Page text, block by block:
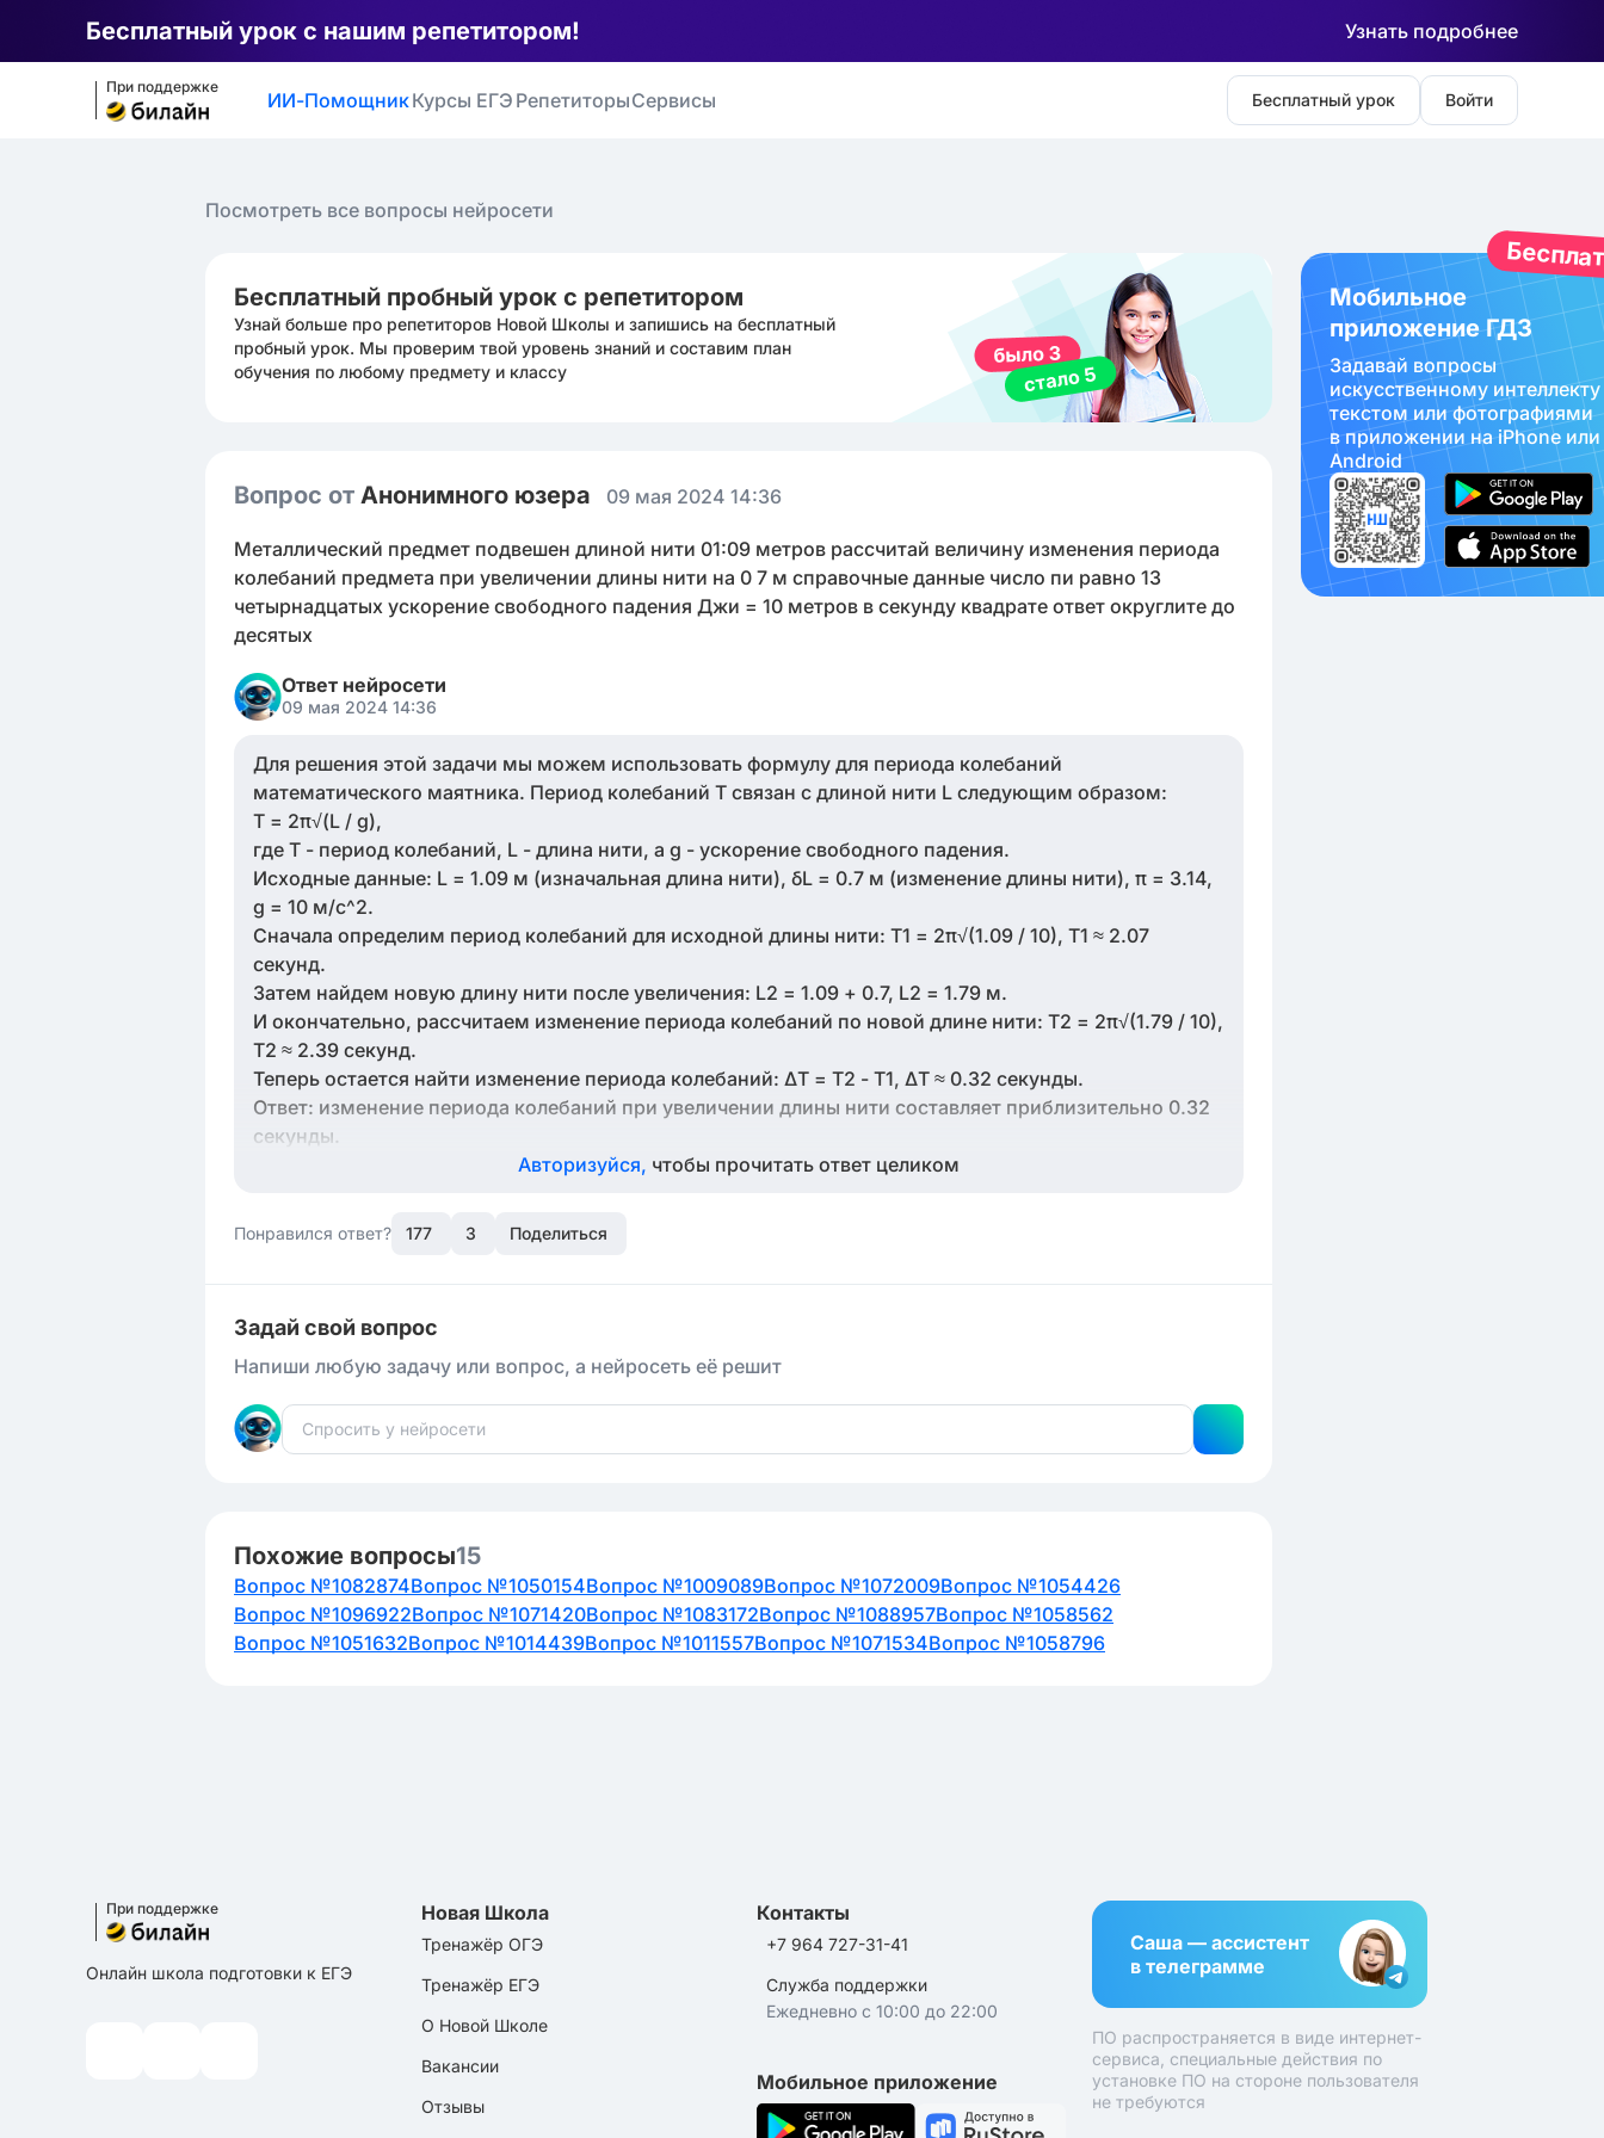
Бесплатный урок с нашим репетитором! Узнать подробнее
При поддержке
ИИ-ПомощникКурсы ЕГЭ РепетиторыСервисы Бесплатный урок Войти
Посмотреть все вопросы нейросети
Бесплатный пробный урок с репетитором
Узнай больше про репетиторов Новой Школы и запишись на бесплатный
пробный урок. Мы проверим твой уровень знаний и составим план
обучения по любому предмету и классу
Вопрос от Анонимного юзера 09 мая 2024 14:36
Металлический предмет подвешен длиной нити 01:09 метров рассчитай величину изменения периода
колебаний предмета при увеличении длины нити на 0 7 м справочные данные число пи равно 13
четырнадцатых ускорение свободного падения Джи = 10 метров в секунду квадрате ответ округлите до
десятых
Ответ нейросети
09 мая 2024 14:36
Для решения этой задачи мы можем использовать формулу для периода колебаний
математического маятника. Период колебаний T связан с длиной нити L следующим образом:
T = 2π√(L / g),
где T - период колебаний, L - длина нити, а g - ускорение свободного падения.
Исходные данные: L = 1.09 м (изначальная длина нити), δL = 0.7 м (изменение длины нити), π = 3.14,
g = 10 м/с^2.
Сначала определим период колебаний для исходной длины нити: T1 = 2π√(1.09 / 10), T1 ≈ 2.07
секунд.
Затем найдем новую длину нити после увеличения: L2 = 1.09 + 0.7, L2 = 1.79 м.
И окончательно, рассчитаем изменение периода колебаний по новой длине нити: T2 = 2π√(1.79 / 10),
T2 ≈ 2.39 секунд.
Теперь остается найти изменение периода колебаний: ΔT = T2 - T1, ΔT ≈ 0.32 секунды.
Ответ: изменение периода колебаний при увеличении длины нити составляет приблизительно 0.32
секунды.
Авторизуйся, чтобы прочитать ответ целиком
Понравился ответ? 177 3 Поделиться
Задай свой вопрос
Напиши любую задачу или вопрос, а нейросеть её решит
Похожие вопросы15
Вопрос №1082874Вопрос №1050154Вопрос №1009089Вопрос №1072009Вопрос №1054426
Вопрос №1096922Вопрос №1071420Вопрос №1083172Вопрос №1088957Вопрос №1058562
Вопрос №1051632Вопрос №1014439Вопрос №1011557Вопрос №1071534Вопрос №1058796
Мобильное
приложение ГДЗ
Задавай вопросы
искуcственному интеллекту
текстом или фотографиями
в приложении на iPhone или
Android
При поддержке
Онлайн школа подготовки к ЕГЭ
Новая Школа
Тренажёр ОГЭ
Тренажёр ЕГЭ
О Новой Школе
Вакансии
Отзывы
Контакты
+7 964 727-31-41
Служба поддержки
Ежедневно с 10:00 до 22:00
Мобильное приложение
Саша — ассистент
в телеграмме
ПО распространяется в виде интернет-
сервиса, специальные действия по
установке ПО на стороне пользователя
не требуются